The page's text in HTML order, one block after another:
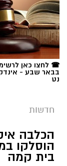
☎ לחצו כאן
בבאר שבע -
נט
חדשות
הוסלקו
בית קמה